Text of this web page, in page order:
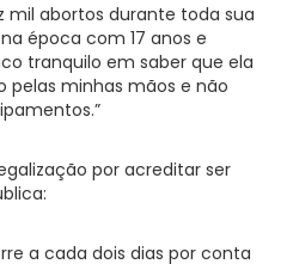
mil abortos durante toda sua
época com 17 anos e
tranquilo em saber que ela
pelas minhas mãos e não
por acreditar ser
a cada dois dias por conta